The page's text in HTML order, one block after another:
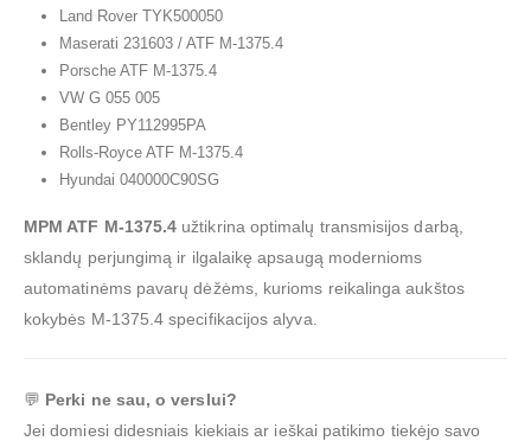
Land Rover TYK500050
Maserati 231603 / ATF M-1375.4
Porsche ATF M-1375.4
VW G 055 005
Bentley PY112995PA
Rolls-Royce ATF M-1375.4
Hyundai 040000C90SG
MPM ATF M-1375.4 užtikrina optimalų transmisijos darbą,
sklandų perjungimą ir ilgalaikę apsaugą modernioms
automatinėms pavarų dėžėms, kurioms reikalinga aukštos
kokybės M-1375.4 specifikacijos alyva.
💬 Perki ne sau, o verslui?
Jei domiesi didesniais kiekiais ar ieškai patikimo tiekėjo savo